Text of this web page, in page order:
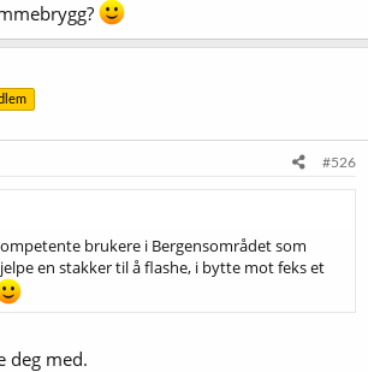
#526
brukere i Bergensområdet som
en stakker til å flashe, i bytte mot feks et
deg med.